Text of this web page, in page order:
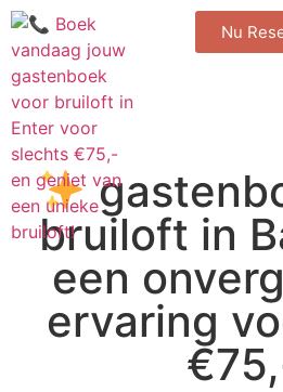
Nu
bruiloft in
een
ervaring